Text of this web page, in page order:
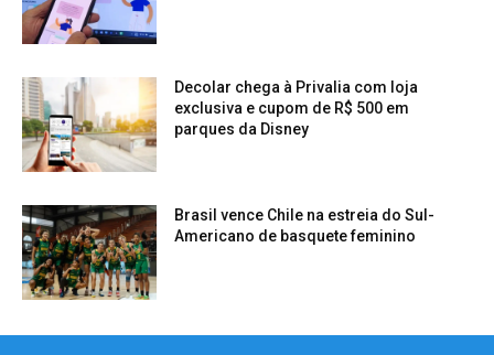
Decolar chega à Privalia com loja
exclusiva e cupom de R$ 500 em
parques da Disney
Brasil vence Chile na estreia do Sul-
Americano de basquete feminino